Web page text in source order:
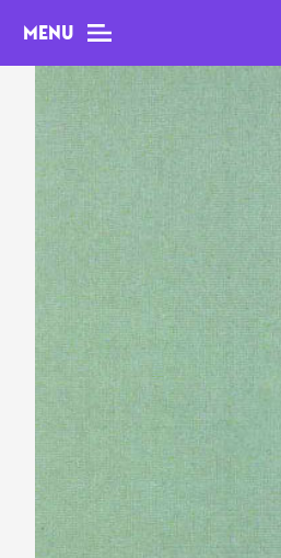
MENU
MAG
Dossiers
Tops
Interviews
Chroniques
Sorties
Newsletter